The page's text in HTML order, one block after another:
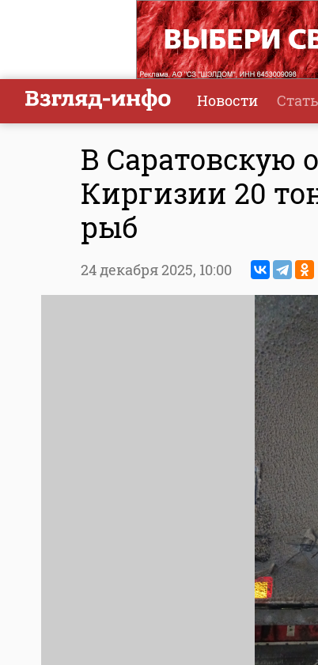
Новости
В Саратовскую
Киргизии 20
рыб
24 декабря 2025, 10:00